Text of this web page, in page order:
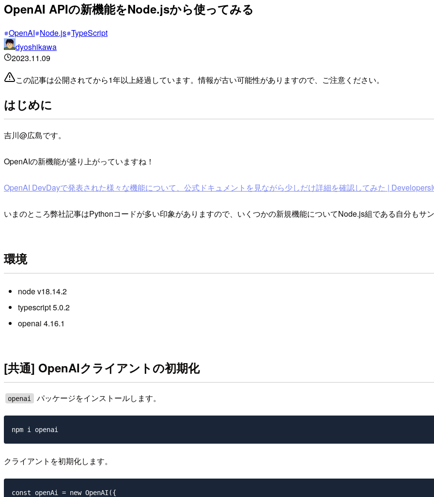
OpenAI APIの新機能をNode.jsから使ってみる
OpenAI Node.js TypeScript
dyoshikawa
2023.11.09
この記事は公開されてから1年以上経過しています。情報が古い可能性がありますので、ご注意ください。
はじめに
吉川@広島です。
OpenAIの新機能が盛り上がっていますね！
OpenAI DevDayで発表された様々な機能について、公式ドキュメントを見ながら少しだけ詳細を確認してみた |
いまのところ弊社記事はPythonコードが多い印象がありますので、いくつかの新規機能についてNode.js組である自分もサ
環境
node v18.14.2
typescript 5.0.2
openai 4.16.1
[共通] OpenAIクライアントの初期化
openai パッケージをインストールします。
クライアントを初期化します。
const openAi = new OpenAI({